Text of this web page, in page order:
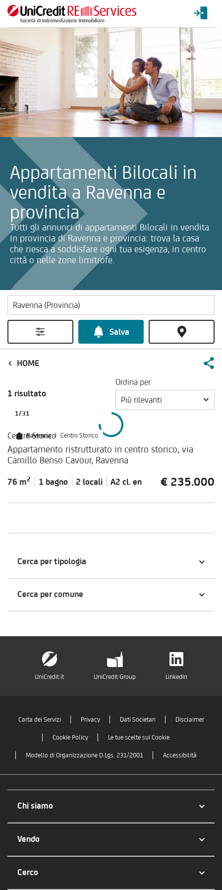
Appartamenti Bilocali in
vendita a Ravenna e
provincia
Tutti gli annunci di appartamenti Bilocali in vendita
in provincia di Ravenna e provincia: trova la casa
che riesca a soddisfare ogni tua esigenza, in centro
città o nelle zone limitrofe.
La ricerca verrà inviata automaticamente alla selezione delle
Salva
HOME
1 risultato
Ordina per
Più rilevanti
Ravenna | Centro Storico
1/31
Centro Storico
Appartamento ristrutturato in centro storico, via
Camillo Benso Cavour, Ravenna
76 m2 1 bagno 2 locali A2 cl. en € 235.000
Cerca per tipologia
Cerca per comune
UniCredit.it UniCredit Group LinkedIn
Carta dei Servizi Privacy Dati Societari Disclaimer
Cookie Policy Le tue scelte sui Cookie
Modello di Organizzazione D.Lgs. 231/2001 Accessibilità
Chi siamo
Vendo
Cerco